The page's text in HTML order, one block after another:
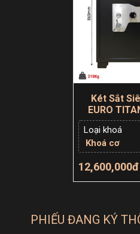
Két Sắt
EURO
Loại khoá
Khoá cơ
12,600,000đ
Thêm
PHIẾU ĐANG KÝ